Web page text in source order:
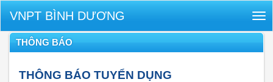
VNPT BÌNH DƯƠNG
THÔNG BÁO
THÔNG BÁO TUYỂN DỤNG